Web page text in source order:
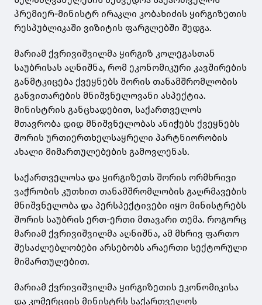
პრემიერ-მინისტრ ირაკლი კობახიძის ყირგიზეთის
რესპუბლიკაში ვიზიტის ფარგლებში შედგა.
მარიამ ქვრივიშვილმა ყირგიზ კოლეგასთან
საუბრისას აღნიშნა, რომ ეკონომიკური კავშირების
განმტკიცება ქვეყნებს შორის თანამშრომლობის
განვითარების მნიშვნელოვანი ასპექტია.
მინისტრის განცხადებით, საქართველოს
მთავრობა დიდ მნიშვნელობას ანიჭებს ქვეყნებს
შორის ურთიერთხელსაყრელი პარტნიორობის
ახალი მიმართულებების გამოვლენას.
საქართველოსა და ყირგიზეთს შორის ორმხრივი
ვაჭრობის კუთხით თანამშრომლობის გაღრმავების
მნიშვნელობა და პერსპექტივები იყო მინისტრებს
შორის საუბრის ერთ-ერთი მთავარი თემა. როგორც
მარიამ ქვრივიშვილმა აღნიშნა, ამ მხრივ ფართო
შესაძლებლობები არსებობს არაერთი სექტორული
მიმართულებით.
მარიამ ქვრივიშვილმა ყირგიზეთის ეკონომიკისა
და კომერციის მინისტრს საქართველოს